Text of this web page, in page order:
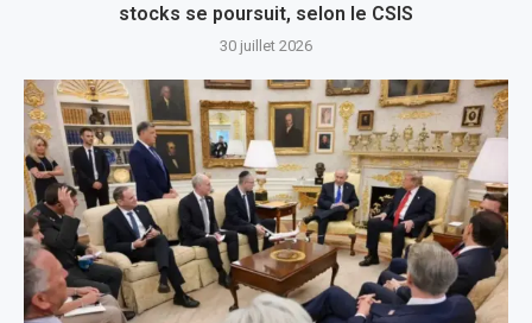
stocks se poursuit, selon le CSIS
30 juillet 2026